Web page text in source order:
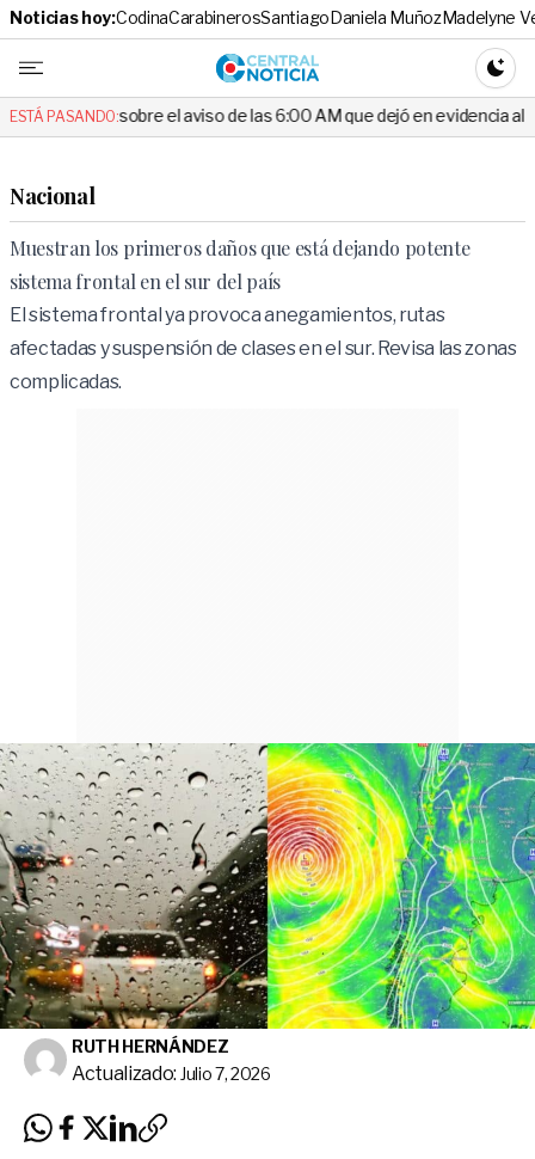
Noticias hoy:CodinaCarabinerosSantiagoDaniela MuñozMadelyne
Central
ESTÁ PASANDO:
el aviso de las 6:00 AM que dejó en evidencia al Delegado
Nacional
Muestran los primeros daños que está dejando potente
sistema frontal en el sur del país
El sistema frontal ya provoca anegamientos, rutas
afectadas y suspensión de clases en el sur. Revisa las zonas
complicadas.
RUTH HERNÁNDEZ
Actualizado: Julio 7, 2026